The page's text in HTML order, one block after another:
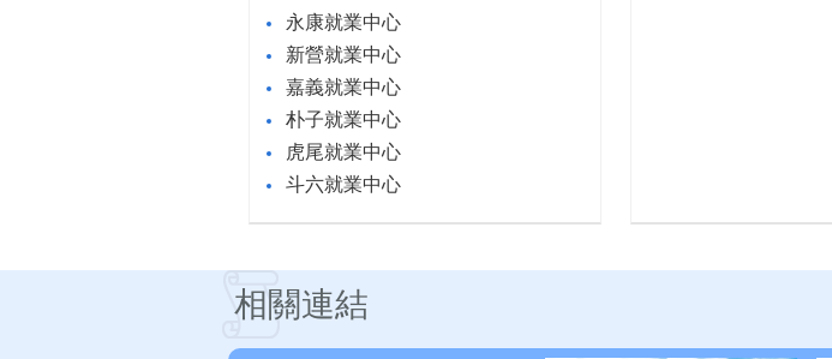
永康就業中心
新營就業中心
嘉義就業中心
朴子就業中心
虎尾就業中心
斗六就業中心
相關連結